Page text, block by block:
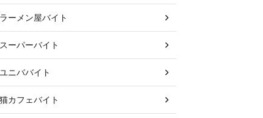
ラーメン屋バイト
スーパーバイト
ユニババイト
猫カフェバイト